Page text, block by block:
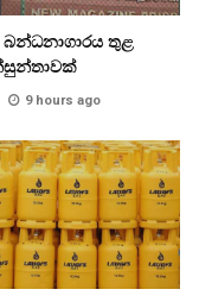
බන්ධනාගාරය තුළ
9 hours ago